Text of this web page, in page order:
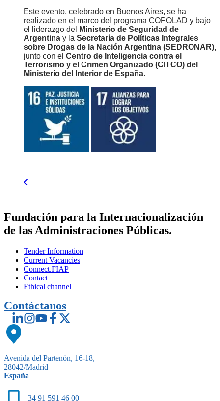
Este evento, celebrado en Buenos Aires, se ha
realizado en el marco del programa COPOLAD y bajo
el liderazgo del
Ministerio de Seguridad de
Argentina y la Secretaría de Políticas Integrales
sobre Drogas de la Nación Argentina (SEDRONAR),
junto con el Centro de Inteligencia contra el
Terrorismo y el Crimen Organizado (CITCO) del
Ministerio del Interior de España.
Fundación para la Internacionalización
de las Administraciones Públicas.
Tender Information
Current Vacancies
Connect.FIAP
Contact
Ethical channel
Contáctanos
Avenida del Partenón, 16-18,
28042/Madrid
España
+34 91 591 46 00